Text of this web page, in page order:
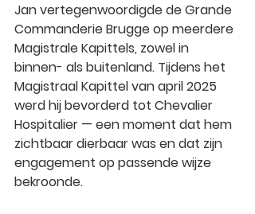
Jan vertegenwoordigde de Grande
Commanderie Brugge op meerdere
Magistrale Kapittels, zowel in
binnen- als buitenland. Tijdens het
Magistraal Kapittel van april 2025
werd hij bevorderd tot Chevalier
Hospitalier — een moment dat hem
zichtbaar dierbaar was en dat zijn
engagement op passende wijze
bekroonde.